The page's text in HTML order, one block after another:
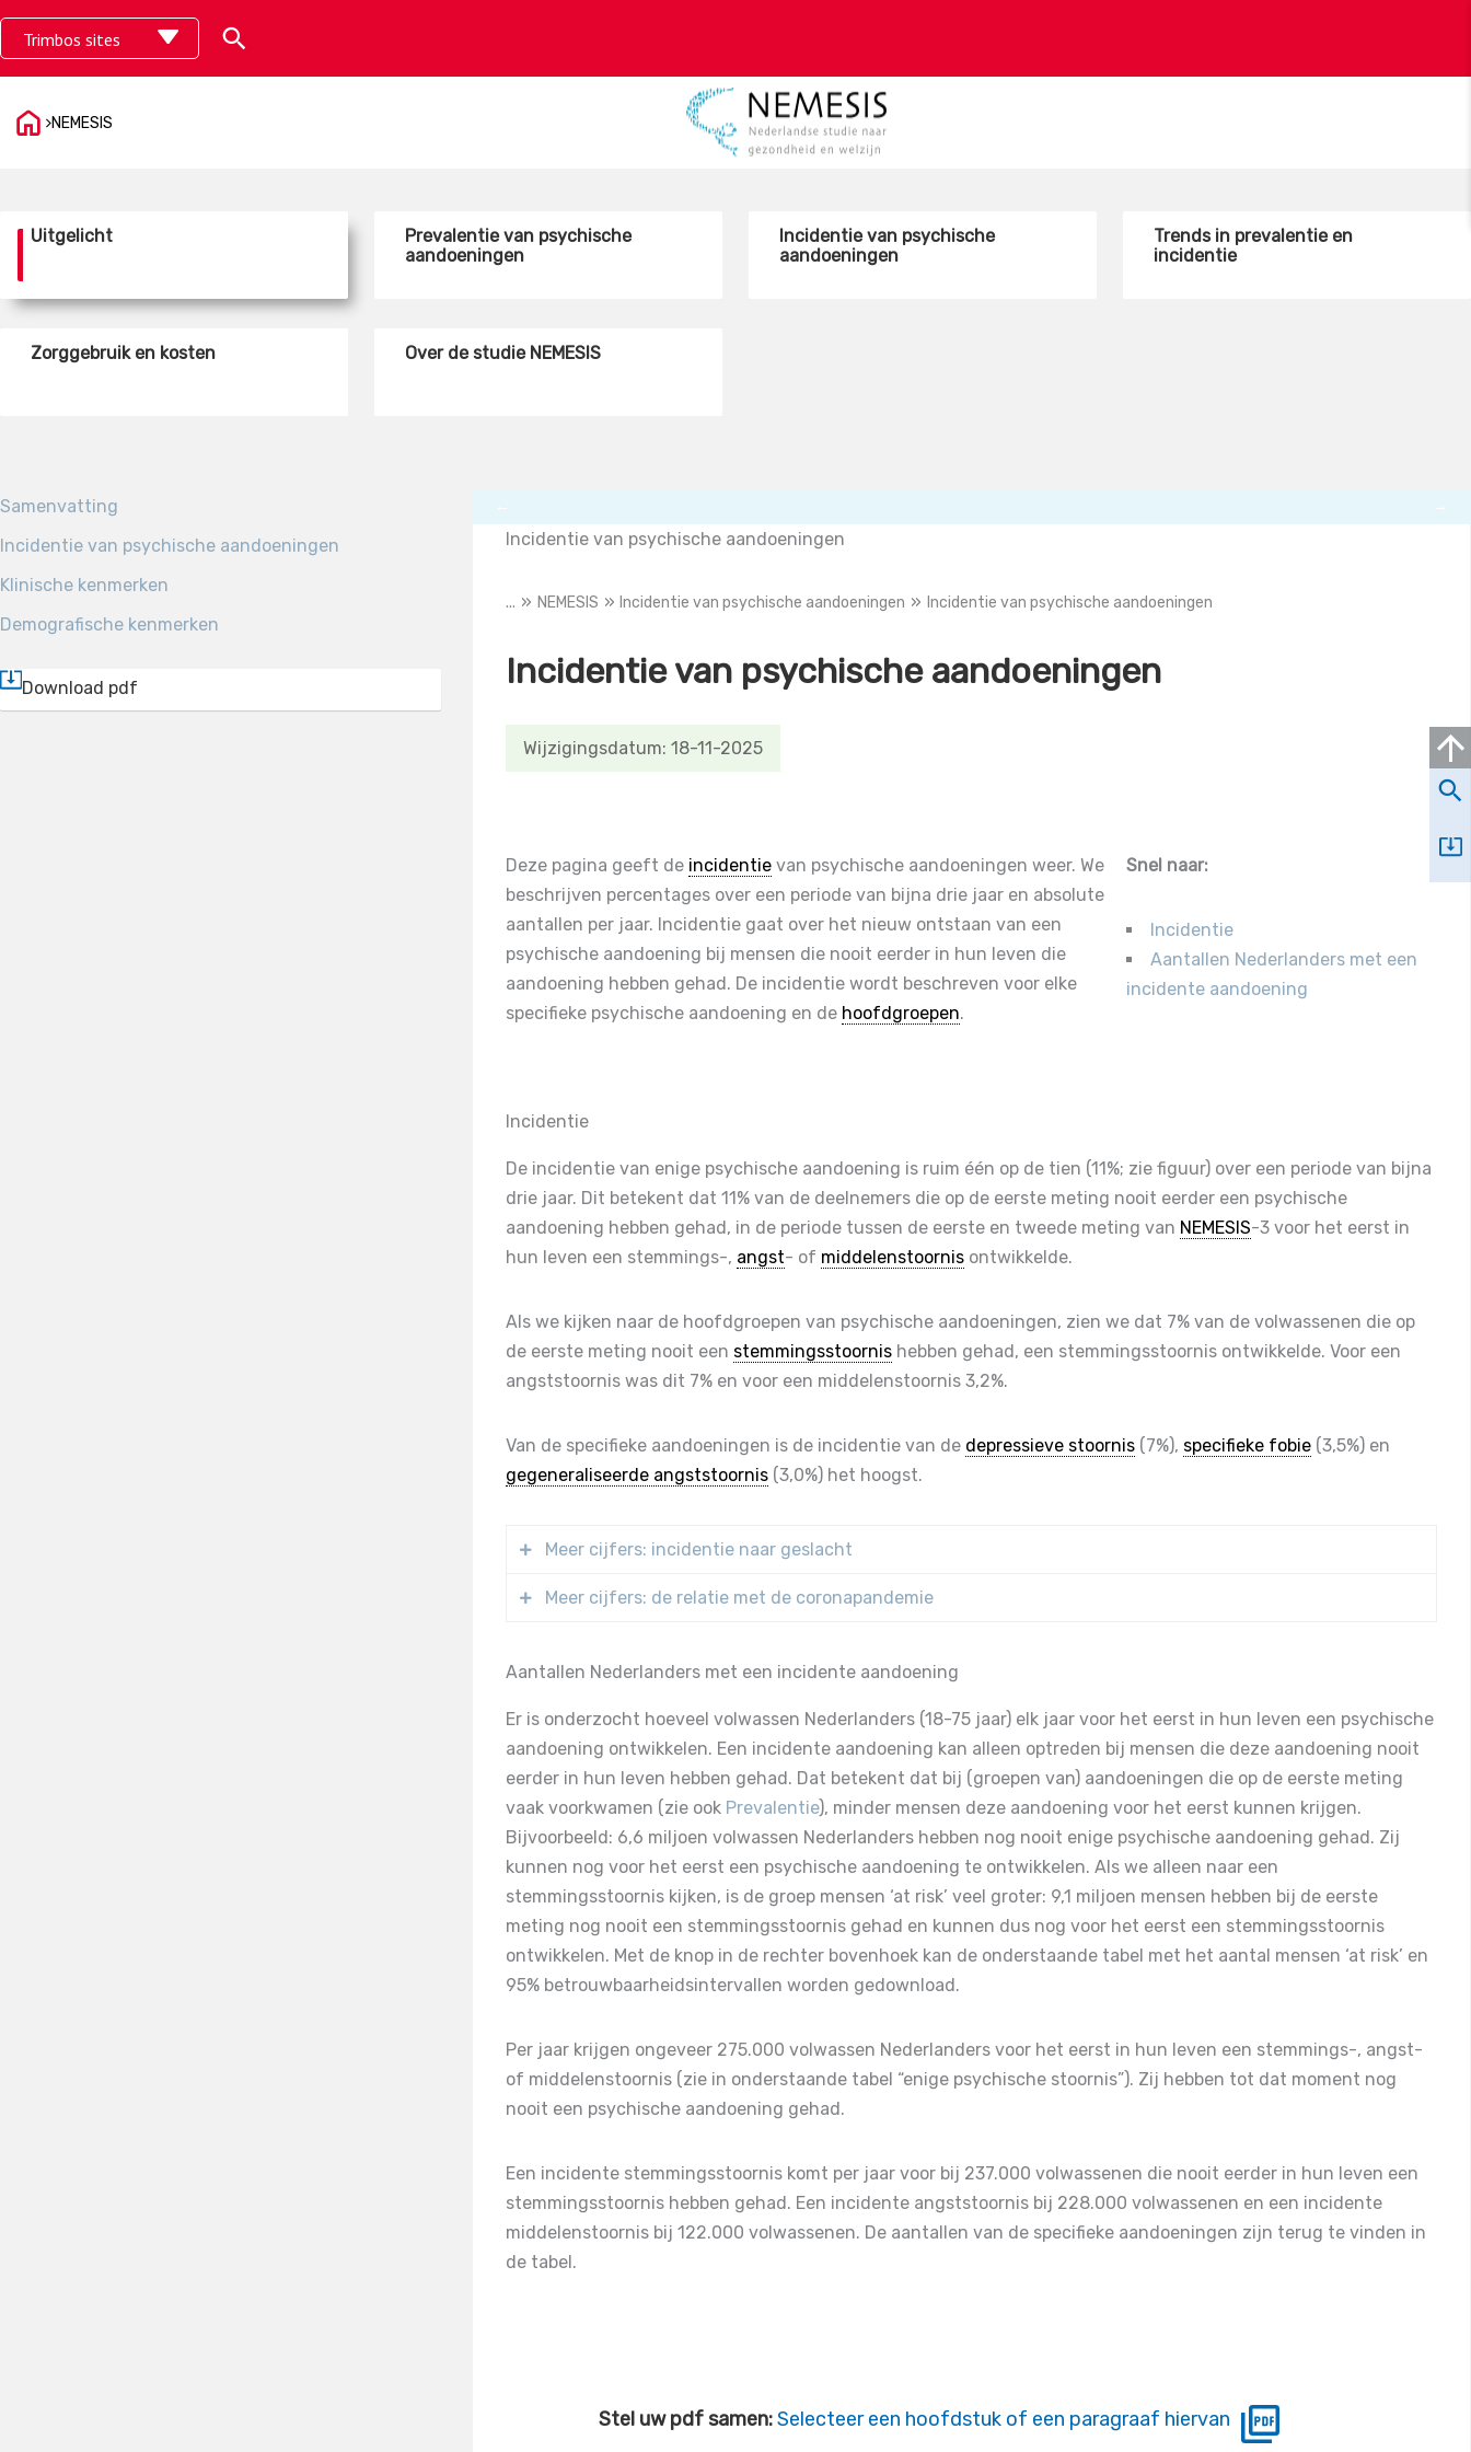
Skip
content
Trimbos sites Search
NEMESIS
Uitgelicht
Prevalentie van psychische
aandoeningen
Incidentie van psychische
aandoeningen
Trends in prevalentie en
incidentie
Zorggebruik en kosten Over de studie NEMESIS
Samenvatting
Incidentie van psychische aandoeningen
Klinische kenmerken
Demografische kenmerken
Download pdf
Incidentie van psychische aandoeningen
... NEMESIS Incidentie van psychische aandoeningen Incidentie van psychische aandoeningen
Incidentie van psychische aandoeningen
Wijzigingsdatum: 18-11-2025
Deze pagina geeft de incidentie van psychische aandoeningen weer. We
beschrijven percentages over een periode van bijna drie jaar en absolute
aantallen per jaar. Incidentie gaat over het nieuw ontstaan van een
psychische aandoening bij mensen die nooit eerder in hun leven die
aandoening hebben gehad. De incidentie wordt beschreven voor elke
specifieke psychische aandoening en de hoofdgroepen.
Snel naar:
Incidentie
Aantallen Nederlanders met een
incidente aandoening
Incidentie
De incidentie van enige psychische aandoening is ruim één op de tien (11%; zie figuur) over een periode van bijna
drie jaar. Dit betekent dat 11% van de deelnemers die op de eerste meting nooit eerder een psychische
aandoening hebben gehad, in de periode tussen de eerste en tweede meting van NEMESIS-3 voor het eerst in
hun leven een stemmings-, angst- of middelenstoornis ontwikkelde.
Als we kijken naar de hoofdgroepen van psychische aandoeningen, zien we dat 7% van de volwassenen die op
de eerste meting nooit een stemmingsstoornis hebben gehad, een stemmingsstoornis ontwikkelde. Voor een
angststoornis was dit 7% en voor een middelenstoornis 3,2%.
Van de specifieke aandoeningen is de incidentie van de depressieve stoornis (7%), specifieke fobie (3,5%) en
gegeneraliseerde angststoornis (3,0%) het hoogst.
Meer cijfers: incidentie naar geslacht
vrouwen, mannen en de totale volwassen bevolking. Met de knop in de rechter bovenhoek kan de tabel
Meer cijfers: de relatie met de coronapandemie
Tijdens het veldwerk van de eerste meting van NEMESIS-3 brak de coronapandemie uit. Een deel van de
tijdens. Door deze twee groepen deelnemers te vergelijken kan gekeken worden of de incidentie van
psychische aandoeningen in de daaropvolgende jaren tussen hen verschilde.
De tabel geeft de incidentie van de hoofdgroepen van psychische aandoeningen weer onder deelnemers
die vóór (n=1,228) en tijdens (n=3,460) de coronapandemie hebben deelgenomen aan de eerste meting.
Van de respondenten die geïnterviewd waren voordat de coronapandemie uitbrak ontwikkelde 10,7% een
incidenteDSM-5 psychische aandoening in periode tussen de eerste en tweede meting, bij de
deelnemers tijdens de pandemie was dit 11,2%. Dit verschil is nietsignificantals we rekening houden met
verschillen in tijd tussen de eerste en tweede meting (OR=1,34). Het is ook niet significant na aanvullende
correctie voor geslacht, leeftijd, opleidingscategorie, woonsituatie, werksituatie,
verschillen tussen beide groepen. De incidentie tussen deze twee groepen deelnemers is ook gelijk voor
alle hoofdgroepen van aandoeningen (zie tabel).
Aantallen Nederlanders met een incidente aandoening
Er is onderzocht hoeveel volwassen Nederlanders (18-75 jaar) elk jaar voor het eerst in hun leven een psychische
aandoening ontwikkelen. Een incidente aandoening kan alleen optreden bij mensen die deze aandoening nooit
eerder in hun leven hebben gehad. Dat betekent dat bij (groepen van) aandoeningen die op de eerste meting
vaak voorkwamen (zie ook Prevalentie), minder mensen deze aandoening voor het eerst kunnen krijgen.
Bijvoorbeeld: 6,6 miljoen volwassen Nederlanders hebben nog nooit enige psychische aandoening gehad. Zij
kunnen nog voor het eerst een psychische aandoening te ontwikkelen. Als we alleen naar een
stemmingsstoornis kijken, is de groep mensen ‘at risk’ veel groter: 9,1 miljoen mensen hebben bij de eerste
meting nog nooit een stemmingsstoornis gehad en kunnen dus nog voor het eerst een stemmingsstoornis
ontwikkelen. Met de knop in de rechter bovenhoek kan de onderstaande tabel met het aantal mensen ‘at risk’ en
95% betrouwbaarheidsintervallen worden gedownload.
Per jaar krijgen ongeveer 275.000 volwassen Nederlanders voor het eerst in hun leven een stemmings-, angst-
of middelenstoornis (zie in onderstaande tabel “enige psychische stoornis”). Zij hebben tot dat moment nog
nooit een psychische aandoening gehad.
Een incidente stemmingsstoornis komt per jaar voor bij 237.000 volwassenen die nooit eerder in hun leven een
stemmingsstoornis hebben gehad. Een incidente angststoornis bij 228.000 volwassenen en een incidente
middelenstoornis bij 122.000 volwassenen. De aantallen van de specifieke aandoeningen zijn terug te vinden in
de tabel.
Stel uw pdf samen:Selecteer een hoofdstuk of een paragraaf hiervan
→
←